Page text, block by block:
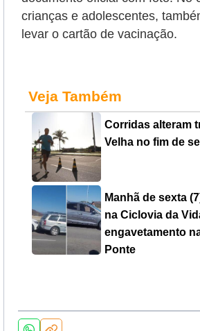
crianças e adolescentes,
levar o cartão de vacinação.
Veja Também
Corridas alteram
Velha no fim de
Manhã de sexta
na Ciclovia da
engavetamento
Ponte